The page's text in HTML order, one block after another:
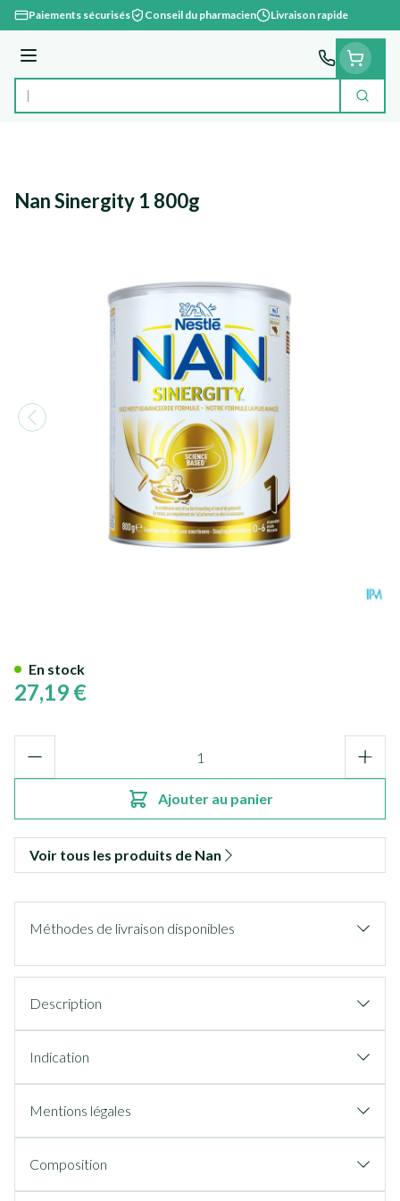
Aller au contenu
Paiements sécurisés Conseil du pharmacien Livraison rapide
Menu
Rechercher
Nan Sinergity 1 800g
27,19 €
Ajouter au panier
En stock
Voir tous les produits de Nan
Méthodes de livraison disponibles
Description
Indication
Mentions légales
Composition